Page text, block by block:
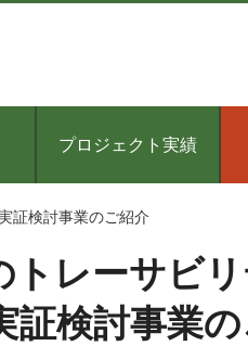
プロジェクト実績
証検討事業のご紹介
トレーサビリ
証検討事業